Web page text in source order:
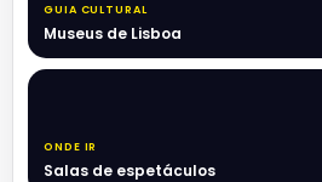
GUIA CULTURAL
Museus de Lisboa
ONDE IR
Salas de espetáculos